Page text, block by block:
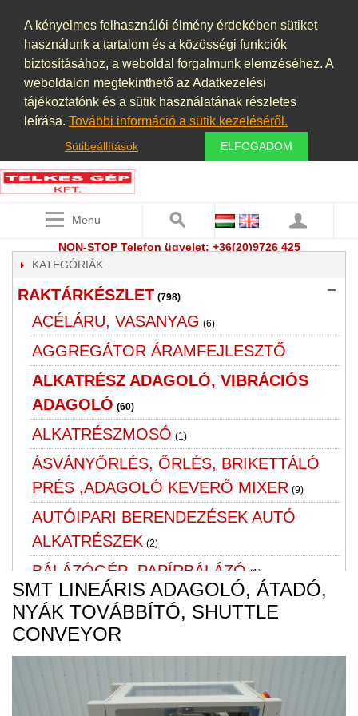
A kényelmes felhasználói élmény érdekében sütiket
használunk a tartalom és a közösségi funkciók
biztosításához, a weboldal forgalmunk elemzéséhez. A
weboldalon megtekinthető az Adatkezelési
tájékoztatónk és a sütik használatának részletes
leírása. További információ a sütik kezeléséről.
Sütibeállítások ELFOGADOM
Menu
NON-STOP Telefon ügyelet: +36(20)9726 425
KATEGÓRIÁK
RAKTÁRKÉSZLET (798)
ACÉLÁRU, VASANYAG (6)
AGGREGÁTOR ÁRAMFEJLESZTŐ
ALKATRÉSZ ADAGOLÓ, VIBRÁCIÓS
ADAGOLÓ (60)
ALKATRÉSZMOSÓ (1)
ÁSVÁNYŐRLÉS, ŐRLÉS, BRIKETTÁLÓ
PRÉS ,ADAGOLÓ KEVERŐ MIXER (9)
AUTÓIPARI BERENDEZÉSEK AUTÓ
ALKATRÉSZEK (2)
BÁLÁZÓGÉP ,PAPÍRBÁLÁZÓ (1)
BÚTOR
CIMKÉZŐ, PALACKOZÓ GÉP
CSAPÁGYAK
CSAPÁGYHÁZAK (1)
SMT LINEÁRIS ADAGOLÓ, ÁTADÓ,
NYÁK TOVÁBBÍTÓ, SHUTTLE
CONVEYOR